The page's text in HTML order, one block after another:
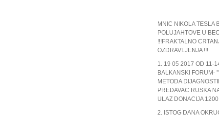
MNIC NIKOLA TESLA
POLUJAHTOVE U
!!!FRAKTALNO
OZDRAVLJENJA !!!
1. 19 05 2017 OD 11-
BALKANSKI FORUM-
METODA
PREDAVAC RUSKA
ULAZ DONACIJA
2. ISTOG DANA